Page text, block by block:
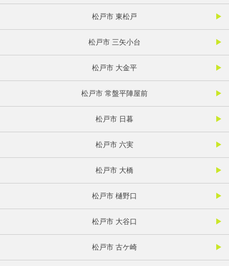
松戸市 東松戸
松戸市 三矢小台
松戸市 大金平
松戸市 常盤平陣屋前
松戸市 日暮
松戸市 六実
松戸市 大橋
松戸市 樋野口
松戸市 大谷口
松戸市 古ケ崎